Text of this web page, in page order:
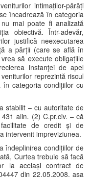
intimaților-pârâți
încadrează în categoria
mai poate fi analizată
obiectivă. Într-adevăr,
justifică neexecutarea
a părții (care se află în
să execute obligațiile
instanţei de apel
reprezintă riscul
categoria condițiilor cu
stabilit – cu autoritate de
alin. (2) C.pr.civ. – că
de credit şi de
intervenit impreviziunea.
îndeplinirea condițiilor de
Curtea trebuie să facă
la același contract de
din 22.05.2008, așa